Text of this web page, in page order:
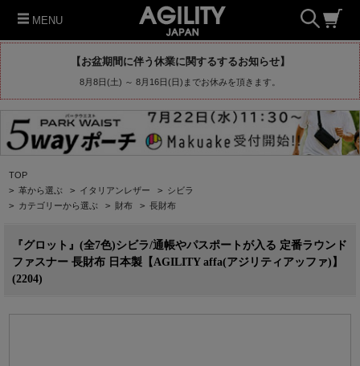
MENU
【お盆期間に伴う休業に関するするお知らせ】
8月8日(土) ～ 8月16日(日)までお休みを頂きます。
TOP
> 革から選ぶ > イタリアンレザー > シビラ
> カテゴリーから選ぶ > 財布 > 長財布
『グロット』(全7色)シビラ/通帳やパスポートが入る 定番ラウンド
ファスナー 長財布 日本製【AGILITY affa(アジリティアッファ)】
(2204)